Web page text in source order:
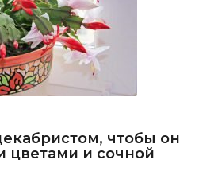
чтобы он
и сочной